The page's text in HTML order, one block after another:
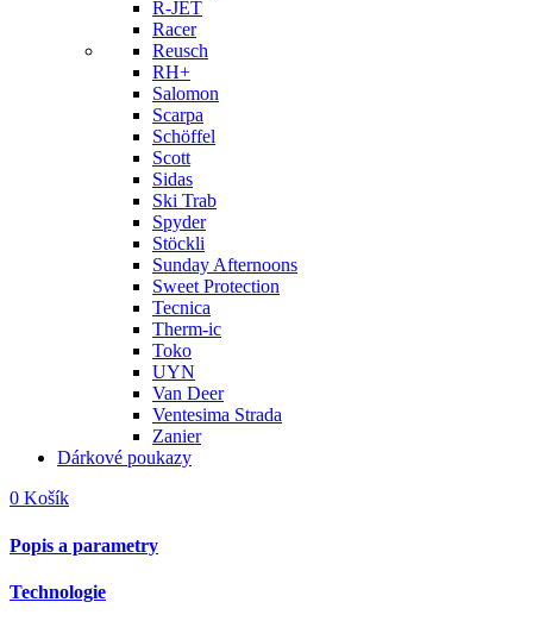
R-JET
Racer
Reusch
RH+
Salomon
Scarpa
Schöffel
Scott
Sidas
Ski Trab
Spyder
Stöckli
Sunday Afternoons
Sweet Protection
Tecnica
Therm-ic
Toko
UYN
Van Deer
Ventesima Strada
Zanier
Dárkové poukazy
0 Košík
Popis a parametry
Technologie